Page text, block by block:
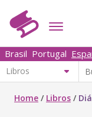
Brasil Portugal
Home / Libros /